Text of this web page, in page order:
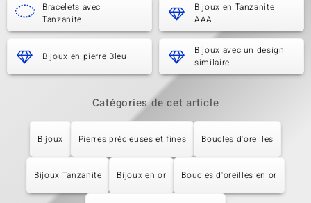
Bracelets avec
Tanzanite
Bijoux en Tanzanite
AAA
Bijoux en pierre Bleu
Bijoux avec un design
similaire
Catégories de cet article
Bijoux Pierres précieuses et fines Boucles d'oreilles
Bijoux Tanzanite Bijoux en or Boucles d'oreilles en or